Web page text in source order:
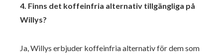
4. Finns det koffeinfria alternativ tillgängliga på
Willys?
Ja, Willys erbjuder koffeinfria alternativ för dem som